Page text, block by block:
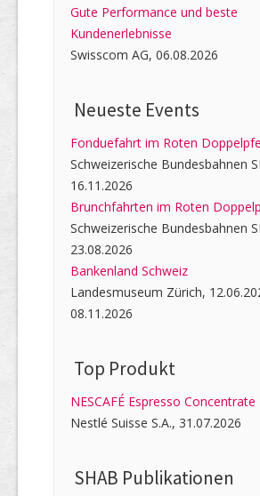
Gute Performance und beste
Kundenerlebnisse
Swisscom AG, 06.08.2026
Neueste Events
Fonduefahrt im Roten
Schweizerische Bundesbahnen
16.11.2026
Brunchfahrten im Roten
Schweizerische Bundesbahnen
23.08.2026
Bankenland Schweiz
Landesmuseum Zürich,
08.11.2026
Top Produkt
NESCAFÉ Espresso Concentrate
Nestlé Suisse S.A., 31.07.2026
SHAB Publi­kati­onen